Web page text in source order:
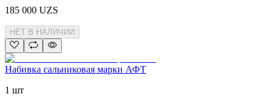
185 000 UZS
НЕТ В НАЛИЧИИ
Набивка сальниковая марки АФТ
1 шт